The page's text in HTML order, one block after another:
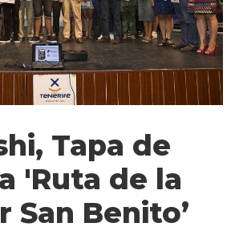
Tapa de
'Ruta de la
San Benito’